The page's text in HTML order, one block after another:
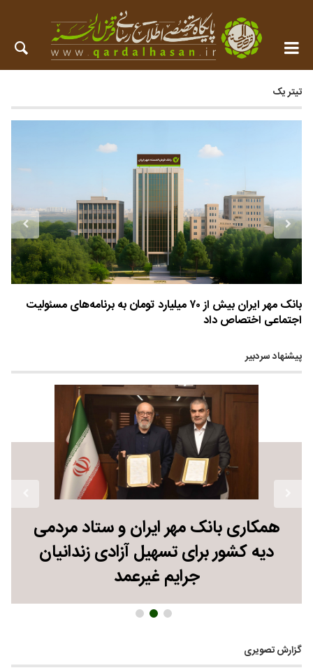
تیتر یک
بانک مهر ایران بیش از ۷۰ میلیارد تومان به برنامه‌های مسئولیت
اجتماعی اختصاص داد
پیشنهاد سردبیر
همکاری بانک مهر ایران و ستاد مردمی
دیه کشور برای تسهیل آزادی زندانیان
جرایم غیرعمد
گزارش تصویری